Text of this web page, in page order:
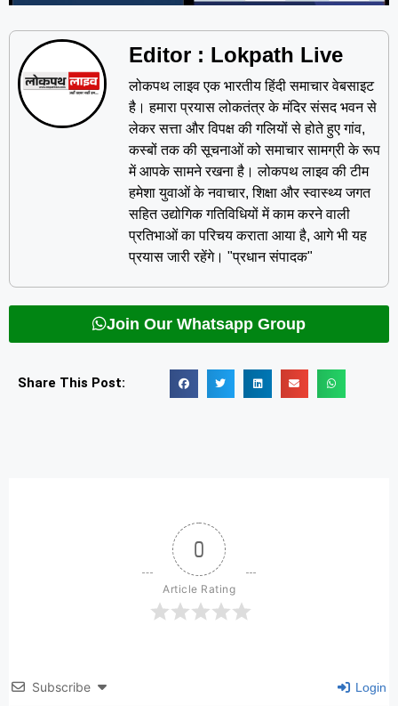
Editor : Lokpath Live
लोकपथ लाइव एक भारतीय हिंदी समाचार वेबसाइट
है। हमारा प्रयास लोकतंत्र के मंदिर संसद भवन से
लेकर सत्ता और विपक्ष की गलियों से होते हुए गांव,
कस्बों तक की सूचनाओं को समाचार सामग्री के रूप
में आपके सामने रखना है। लोकपथ लाइव की टीम
हमेशा युवाओं के नवाचार, शिक्षा और स्वास्थ्य जगत
सहित उद्योगिक गतिविधियों में काम करने वाली
प्रतिभाओं का परिचय कराता आया है, आगे भी यह
प्रयास जारी रहेंगे। "प्रधान संपादक"
Join Our Whatsapp Group
Share This Post:
0
Article Rating
Subscribe Login